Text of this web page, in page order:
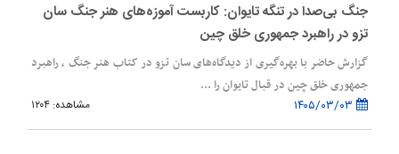
جنگ بی‌صدا در تنگه تایوان: کاربست آموزه‌های هنر جنگ سان
تزو در راهبرد جمهوری خلق چین
گزارش حاضر با بهره‌گیری از دیدگاه‌های سان تزو در کتاب هنر جنگ‌ ، راهبرد
جمهوری خلق چین در قبال تایوان را ...
مشاهده: ۱۲۰۴